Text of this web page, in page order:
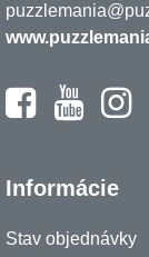
Informácie
Stav objednávky